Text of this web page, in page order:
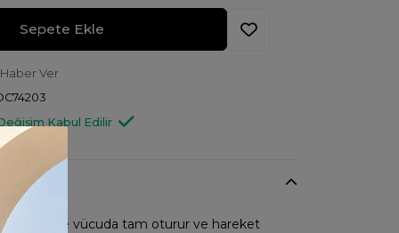
Sepete Ekle
Ver
Kabul Edilir
kesimiyle vücuda tam oturur ve hareket